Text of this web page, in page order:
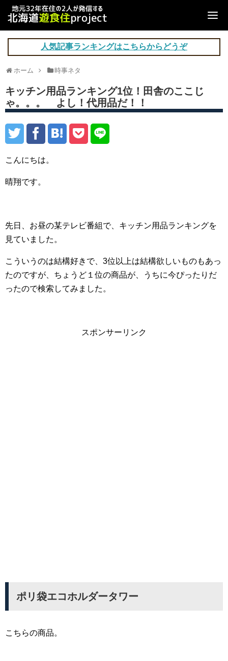
人気記事ランキングはこちらからどうぞ
ホーム 時事ネタ
キッチン用品ランキング1位！田舎のここじ
ゃ。。。 よし！代用品だ！！
こんにちは。
晴翔です。
先日、お昼の某テレビ番組で、キッチン用品ランキングを
見ていました。
こういうのは結構好きで、3位以上は結構欲しいものもあっ
たのですが、ちょうど１位の商品が、うちに今ぴったりだ
ったので検索してみました。
スポンサーリンク
ポリ袋エコホルダータワー
こちらの商品。